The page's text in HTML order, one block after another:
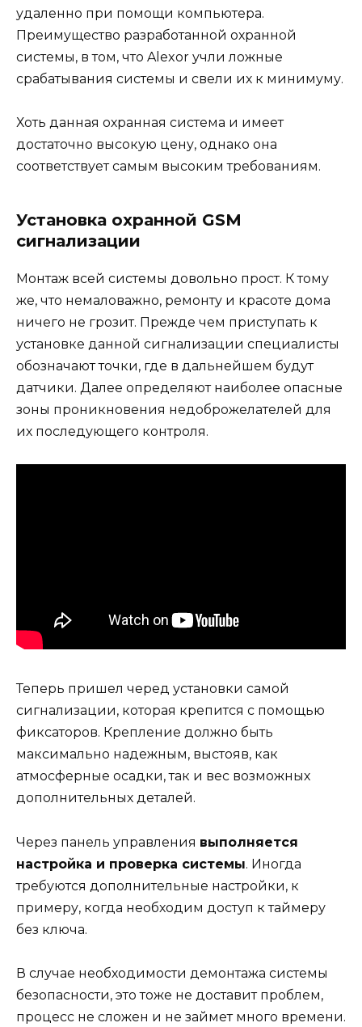
удаленно при помощи компьютера.
Преимущество разработанной охранной
системы, в том, что Alexor учли ложные
срабатывания системы и свели их к минимуму.
Хоть данная охранная система и имеет
достаточно высокую цену, однако она
соответствует самым высоким требованиям.
Установка охранной GSM
сигнализации
Монтаж всей системы довольно прост. К тому
же, что немаловажно, ремонту и красоте дома
ничего не грозит. Прежде чем приступать к
установке данной сигнализации специалисты
обозначают точки, где в дальнейшем будут
датчики. Далее определяют наиболее опасные
зоны проникновения недоброжелателей для
их последующего контроля.
Теперь пришел черед установки самой
сигнализации, которая крепится с помощью
фиксаторов. Крепление должно быть
максимально надежным, выстояв, как
атмосферные осадки, так и вес возможных
дополнительных деталей.
Через панель управления выполняется
настройка и проверка системы. Иногда
требуются дополнительные настройки, к
примеру, когда необходим доступ к таймеру
без ключа.
В случае необходимости демонтажа системы
безопасности, это тоже не доставит проблем,
процесс не сложен и не займет много времени.